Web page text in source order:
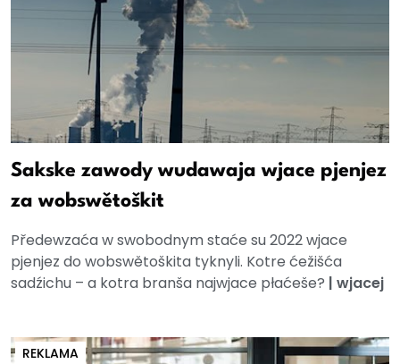
Sakske zawody wudawaja wjace pjenjez
za wobswětoškit
Předewzaća w swobodnym staće su 2022 wjace
pjenjez do wobswětoškita tyknyli. Kotre ćežišća
sadźichu – a kotra branša najwjace płaćeše? | wjacej
REKLAMA